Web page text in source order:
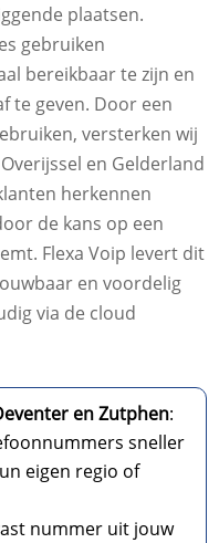
plaatsen.
gebruiken
bereikbaar te zijn en
te geven. Door een
versterken wij
en Gelderland
herkennen
de kans op een
Flexa Voip levert dit
en voordelig
via de cloud
en Zutphen:
sneller
eigen regio of
nummer uit jouw